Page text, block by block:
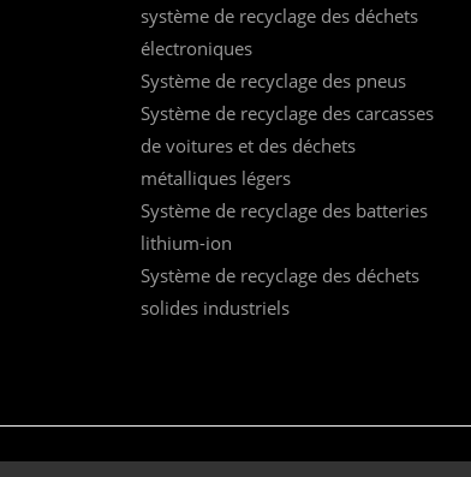
système de recyclage des déchets
électroniques
Système de recyclage des pneus
Système de recyclage des carcasses
de voitures et des déchets
métalliques légers
Système de recyclage des batteries
lithium-ion
Système de recyclage des déchets
solides industriels